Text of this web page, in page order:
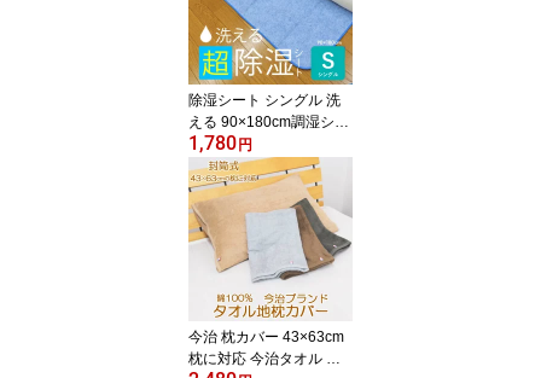
つ上掛け こたつカバー
ナチュラル シンプル キ
ルトカバー
除湿シート シングル 洗
える 90×180cm調湿シー
ト 吸湿シート 除湿マッ
ト 敷パッド 敷パット ベ
ッドパッド ベッドパット
結露 洗える除湿シート
吸湿センサー付き 洗濯機
で丸洗い 結露対策 梅雨
対策 露 除湿シーツ 防カ
ビ 結露防止 すのこの代
わりに【送料無料】
1,780 円
今治 枕カバー 43×63cm
枕に対応 今治タオル タ